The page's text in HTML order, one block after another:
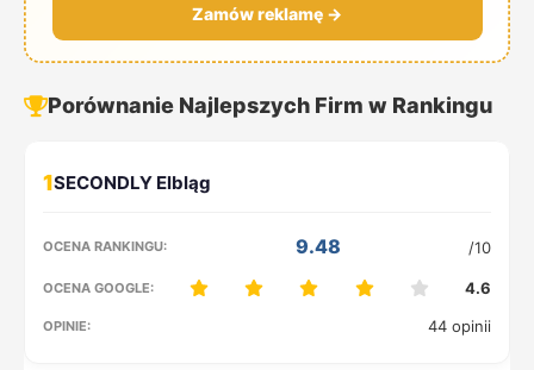
Zamów reklamę →
Porównanie Najlepszych Firm w Rankingu
1
9.48 /10
4.6
44 opinii